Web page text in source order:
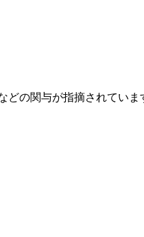
の関与が指摘されていま